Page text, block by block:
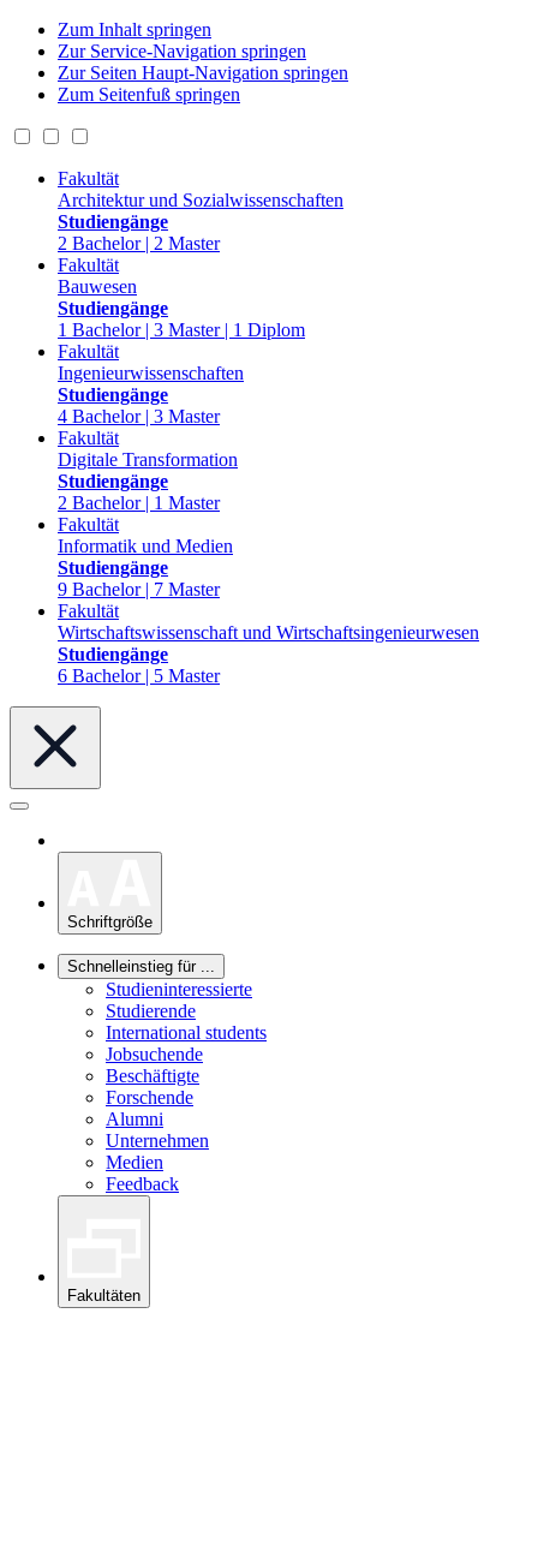
Zum Inhalt springen
Zur Service-Navigation springen
Zur Seiten Haupt-Navigation springen
Zum Seitenfuß springen
Fakultät
Architektur und Sozialwissenschaften
Studiengänge
2 Bachelor | 2 Master
Fakultät
Bauwesen
Studiengänge
1 Bachelor | 3 Master | 1 Diplom
Fakultät
Ingenieurwissenschaften
Studiengänge
4 Bachelor | 3 Master
Fakultät
Digitale Transformation
Studiengänge
2 Bachelor | 1 Master
Fakultät
Informatik und Medien
Studiengänge
9 Bachelor | 7 Master
Fakultät
Wirtschaftswissenschaft und Wirtschaftsingenieurwesen
Studiengänge
6 Bachelor | 5 Master
Schriftgröße
Schnelleinstieg für ...
Studieninteressierte
Studierende
International students
Jobsuchende
Beschäftigte
Forschende
Alumni
Unternehmen
Medien
Feedback
Fakultäten